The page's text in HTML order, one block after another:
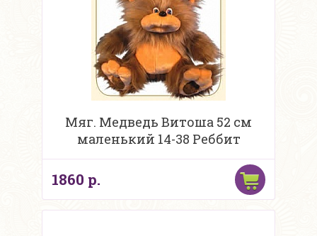
Мяг. Медведь Витоша 52 см
маленький 14-38 Реббит
1860 р.